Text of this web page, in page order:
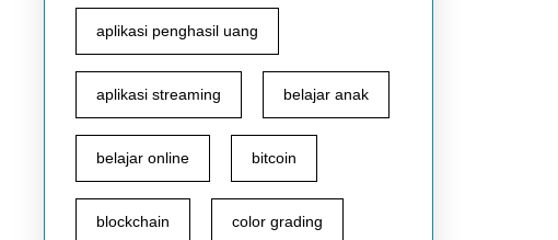
aplikasi penghasil uang
aplikasi streaming belajar anak
belajar online bitcoin
blockchain color grading